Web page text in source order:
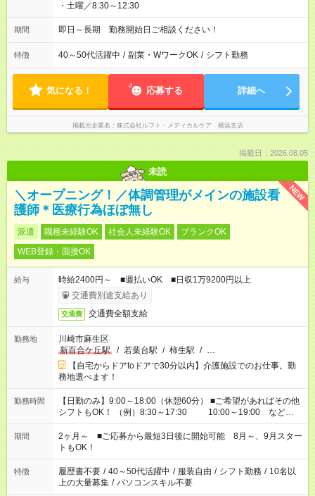
・土曜／8:30～12:30
期間 即日～長期 勤務開始日ご相談ください！
特徴 40～50代活躍中 / 副業・WワークOK / シフト勤務
気になる！ 応募する 詳細へ
掲載元企業名 株式会社ルフト・メディカルケア 横浜支店
掲載日：2026.08.05
未読
NEW
＼オープニング！／体調管理がメインの施設看
護師＊医療行為ほぼ無し
派遣 職種未経験OK 社会人未経験OK
ブランクOK
WEB登録・面接OK
給与
時給2400円～ ■週払いOK ■日収1万9200円以上
交通費別途支給あり
交通費 交通費全額支給
勤務地
川崎市麻生区
新百合ケ丘駅
/ 若葉台駅 / 柿生駅 / …
【自宅からドアtoドアで30分以内】介護施設でのお仕事。勤
務地選べます！
勤務時間
【日勤のみ】9:00～18:00（休憩60分） ■ご希望があればその他
シフトもOK！ （例）8:30～17:30 10:00～19:00 など
「家族とお休みを合わせたい」 「できれば残業はしたくない」
など、あなたのご希望に沿ったお仕事をご紹介します！ ※Wワ
ーク希望の方へ 今ご覧のお仕事で希望する勤務時間と、もう1つ
のお仕事の勤務時間。 合計で週40時間を超える場合は応募でき
ません
期間
2ヶ月～ ■ご応募から最短3日後に開始可能 8月～、9月スター
トもOK！
特徴 履歴書不要 / 40～50代活躍中 / 服装自由 / シフト勤務 / 10名以
上の大量募集 / パソコンスキル不要